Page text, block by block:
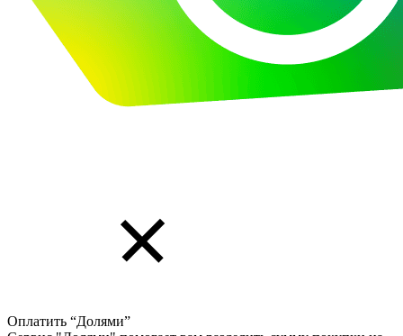
Оплатить “Долями”